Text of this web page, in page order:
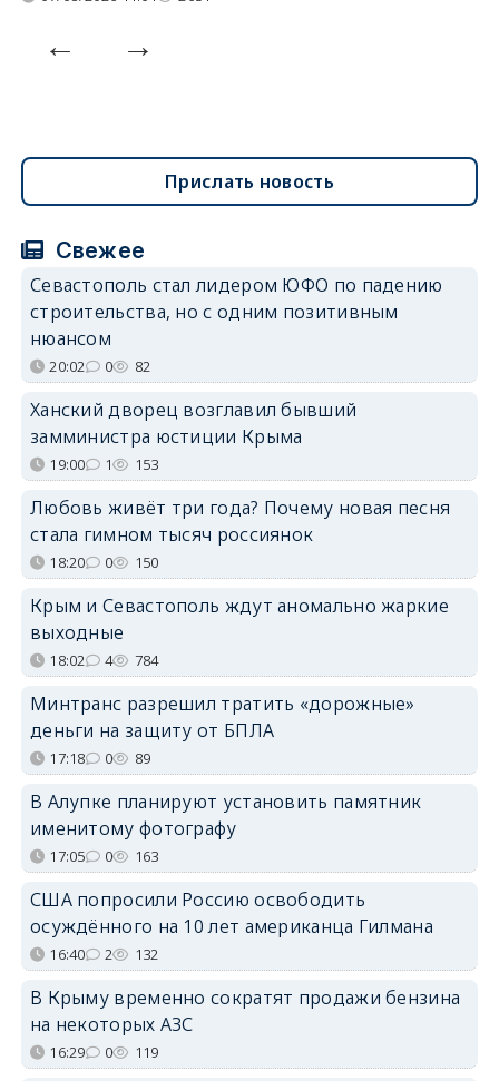
Прислать новость
Свежее
Севастополь стал лидером ЮФО по падению
строительства, но с одним позитивным
нюансом
20:02 0 82
Ханский дворец возглавил бывший
замминистра юстиции Крыма
19:00 1 153
Любовь живёт три года? Почему новая песня
стала гимном тысяч россиянок
18:20 0 150
Крым и Севастополь ждут аномально жаркие
выходные
18:02 4 784
Минтранс разрешил тратить «дорожные»
деньги на защиту от БПЛА
17:18 0 89
В Алупке планируют установить памятник
именитому фотографу
17:05 0 163
США попросили Россию освободить
осуждённого на 10 лет американца Гилмана
16:40 2 132
В Крыму временно сократят продажи бензина
на некоторых АЗС
16:29 0 119